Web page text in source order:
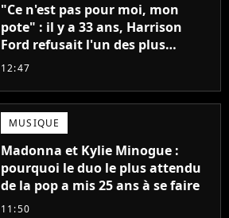
"Ce n'est pas pour moi, mon
pote" : il y a 33 ans, Harrison
Ford refusait l'un des plus
grands succès de tous les temps
12:47
MUSIQUE
Madonna et Kylie Minogue :
pourquoi le duo le plus attendu
de la pop a mis 25 ans à se faire
11:50